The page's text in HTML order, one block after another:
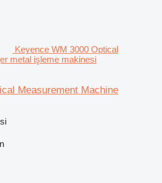
Keyence WM 3000 Optical
metal işleme makinesi
Measurement Machine